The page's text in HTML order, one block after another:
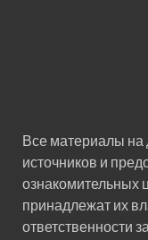
Все материалы на
источников и
ознакомительных
принадлежат их
ответственности